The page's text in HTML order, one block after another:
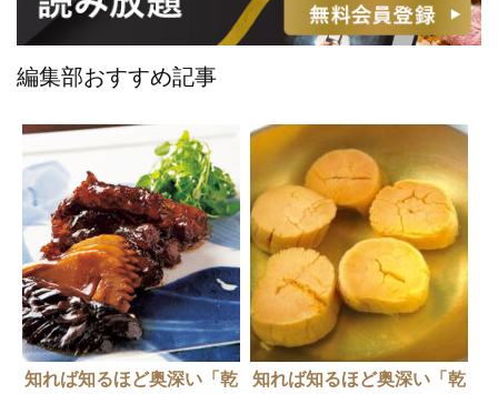
編集部おすすめ記事
知れば知るほど奥深い「乾
知れば知るほど奥深い「乾